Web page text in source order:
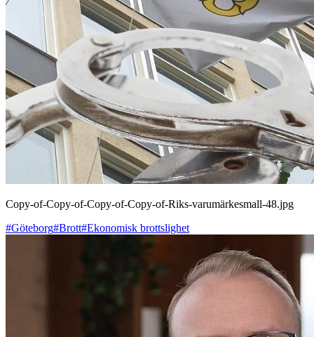
Copy-of-Copy-of-Copy-of-Copy-of-Riks-varumärkesmall-48.jpg
#Göteborg#Brott#Ekonomisk brottslighet